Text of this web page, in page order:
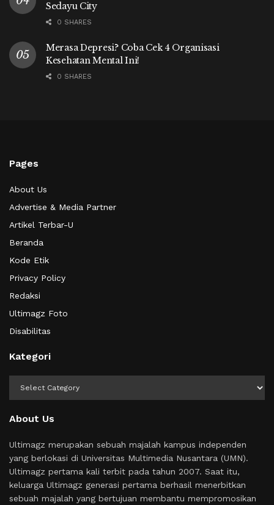
Sedayu City
0 SHARES
Merasa Depresi? Coba Cek 4 Organisasi
Kesehatan Mental Ini!
0 SHARES
Pages
About Us
Advertise & Media Partner
Artikel Terbar-U
Beranda
Kode Etik
Privacy Policy
Redaksi
Ultimagz Foto
Disabilitas
Kategori
About Us
Ultimagz merupakan sebuah majalah kampus independen
yang berlokasi di Universitas Multimedia Nusantara (UMN).
Ultimagz pertama kali terbit pada tahun 2007. Saat itu,
keluarga Ultimagz generasi pertama berhasil menerbitkan
sebuah majalah yang bertujuan membantu mempromosikan